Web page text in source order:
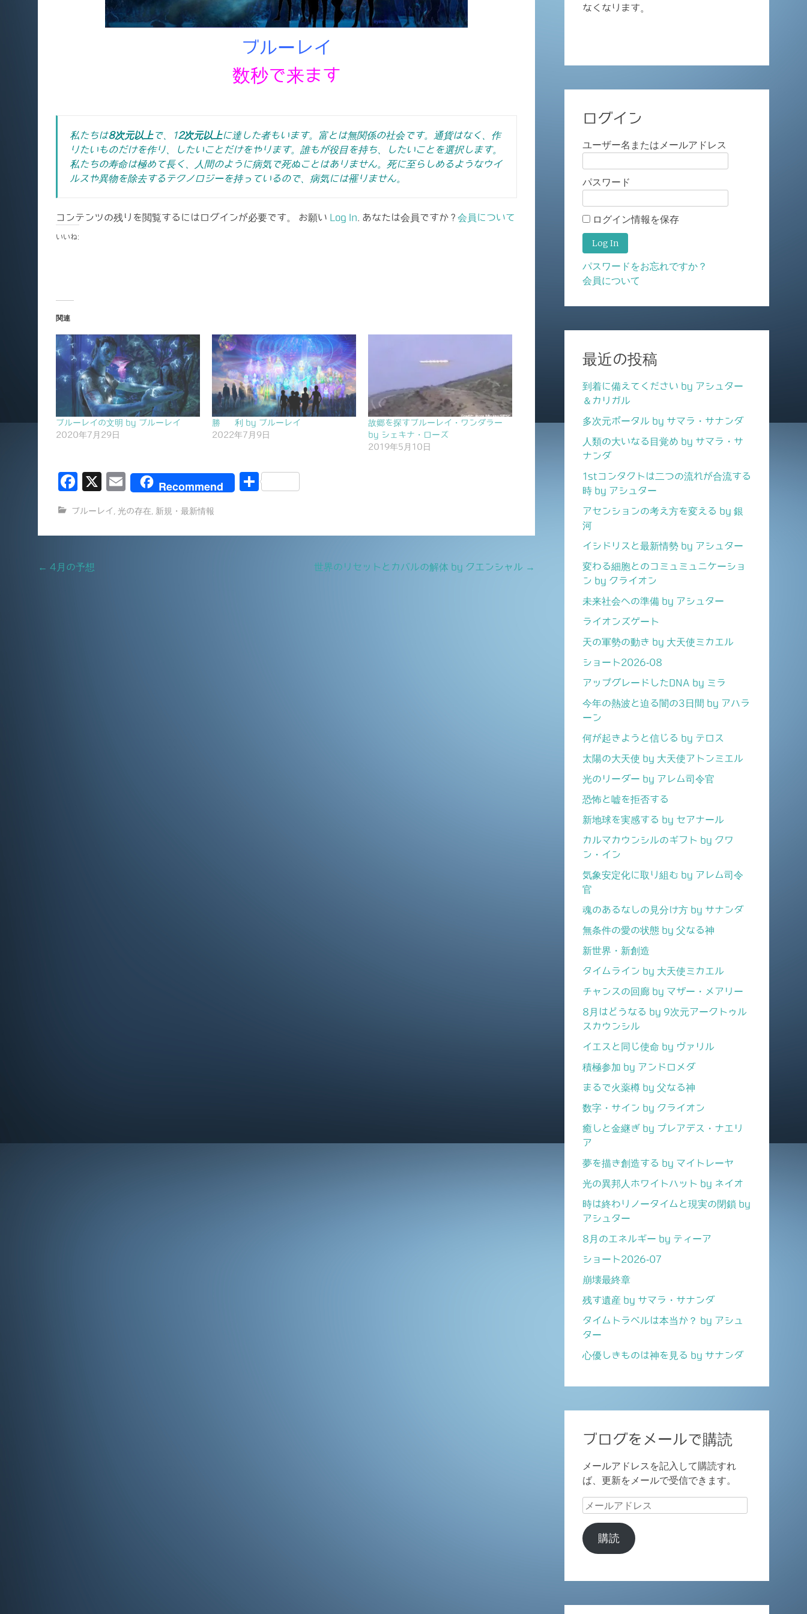
ブルーレイ
数秒で来ます
私たちは8次元以上で、12次元以上に達した者もいます。富とは無関係の社会です。通貨はなく、作
りたいものだけを作り、したいことだけをやります。誰もが役目を持ち、したいことを選択します。
私たちの寿命は極めて長く、人間のように病気で死ぬことはありません。死に至らしめるようなウイ
ルスや異物を除去するテクノロジーを持っているので、病気には罹りません。
コンテンツの残りを閲覧するにはログインが必要です。 お願い Log In . あなたは会員ですか ? 会員について
いいね:
関連
ブルーレイの文明 by ブルーレイ
2020年7月29日
勝 利 by ブルーレイ
2022年7月9日
故郷を探すブルーレイ・ワンダラー
by シェキナ・ローズ
2019年5月10日
F
c
e
b
o
X
E
ai
l
Recommend
共
ブルーレイ 光の存在 新規・最新情報
Post
← 4月の予想 世界のリセットとカバルの解体 by クエンシャル →
なくなります。
ログイン
ユーザー名またはメールアドレス
パスワード
ログイン情報を保存
パスワードをお忘れですか？
会員について
最近の投稿
到着に備えてください by アシュター
＆カリガル
多次元ポータル by サマラ・サナンダ
人類の大いなる目覚め by サマラ・サ
ナンダ
1stコンタクトは二つの流れが合流する
時 by アシュター
アセンションの考え方を変える by 銀
河
イシドリスと最新情勢 by アシュター
変わる細胞とのコミュミュニケーショ
ン by クライオン
未来社会への準備 by アシュター
ライオンズゲート
天の軍勢の動き by 大天使ミカエル
ショート2026-08
アップグレードしたDNA by ミラ
今年の熱波と迫る闇の3日間 by アハラ
ーン
何が起きようと信じる by テロス
太陽の大天使 by 大天使アトンミエル
光のリーダー by アレム司令官
恐怖と嘘を拒否する
新地球を実感する by セアナール
カルマカウンシルのギフト by クワ
ン・イン
気象安定化に取り組む by アレム司令
官
魂のあるなしの見分け方 by サナンダ
無条件の愛の状態 by 父なる神
新世界・新創造
タイムライン by 大天使ミカエル
チャンスの回廊 by マザー・メアリー
8月はどうなる by 9次元アークトゥル
スカウンシル
イエスと同じ使命 by ヴァリル
積極参加 by アンドロメダ
まるで火薬樽 by 父なる神
数字・サイン by クライオン
癒しと金継ぎ by プレアデス・ナエリ
ア
夢を描き創造する by マイトレーヤ
光の異邦人ホワイトハット by ネイオ
時は終わりノータイムと現実の閉鎖 by
アシュター
8月のエネルギー by ティーア
ショート2026-07
崩壊最終章
残す遺産 by サマラ・サナンダ
タイムトラベルは本当か？ by アシュ
ター
心優しきものは神を見る by サナンダ
ブログをメールで購読
メールアドレスを記入して購読すれ
ば、更新をメールで受信できます。
メ
ル
ア
購読